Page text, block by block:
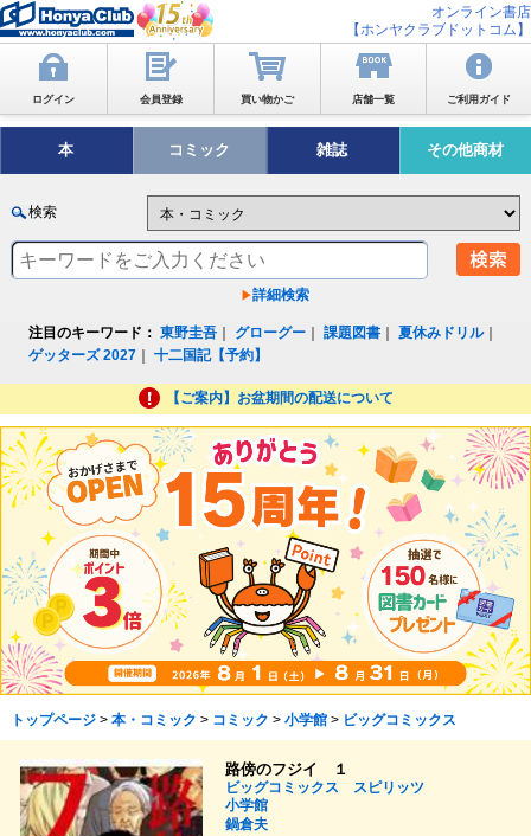
オンライン書店
【ホンヤクラブドットコム】
ログイン 会員登録 買い物かご 店舗一覧 ご利用ガイド
本 コミック 雑誌 その他商材
検索
詳細検索
注目のキーワード： 東野圭吾 グローグー ｜課題図書 ｜夏休みドリル｜
ゲッターズ 2027 ｜十二国記【予約】
【ご案内】お盆期間の配送について
トップページ> 本・コミック > コミック > 小学館> ビッグコミックス
路傍のフジイ １
ビッグコミックス スピリッツ
小学館
鍋倉夫